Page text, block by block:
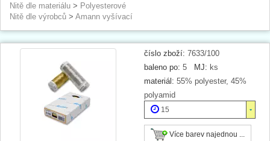
Nitě dle materiálu > Polyesterové
Nitě dle výrobců > Amann vyšívací
číslo zboží: 7633/100
baleno po: 5 MJ: ks
materiál: 55% polyester, 45%
polyamid
15
Více barev najednou ...